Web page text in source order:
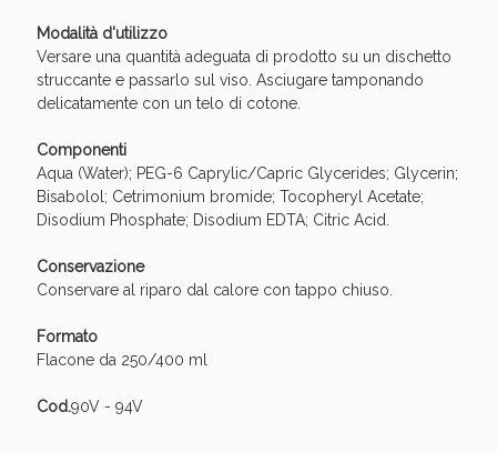
Modalità d'utilizzo
Versare una quantità adeguata di prodotto su un dischetto
struccante e passarlo sul viso. Asciugare tamponando
delicatamente con un telo di cotone.
Componenti
Aqua (Water); PEG-6 Caprylic/Capric Glycerides; Glycerin;
Bisabolol; Cetrimonium bromide; Tocopheryl Acetate;
Disodium Phosphate; Disodium EDTA; Citric Acid.
Conservazione
Conservare al riparo dal calore con tappo chiuso.
Formato
Flacone da 250/400 ml
Cod.90V - 94V
Vie Urinarie e Prostata: Sconti fino al 45% oggi!